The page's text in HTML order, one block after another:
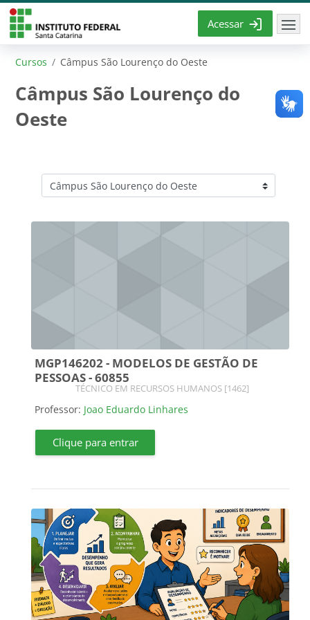
Ir para o conteúdo principal
Acessar
Cursos Câmpus São Lourenço do Oeste
Câmpus São Lourenço do
Oeste
Categorias de Cursos
MGP146202 - MODELOS DE GESTÃO DE
PESSOAS - 60855
Categoria do curso
TÉCNICO EM RECURSOS HUMANOS [1462]
Professor: Joao Eduardo Linhares
Clique para entrar